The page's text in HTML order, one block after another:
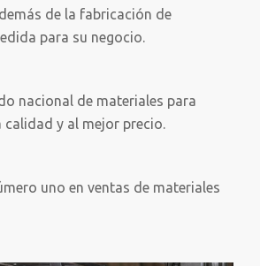
de la fabricación de
para su negocio.
nacional de materiales para
calidad y al mejor precio.
uno en ventas de materiales